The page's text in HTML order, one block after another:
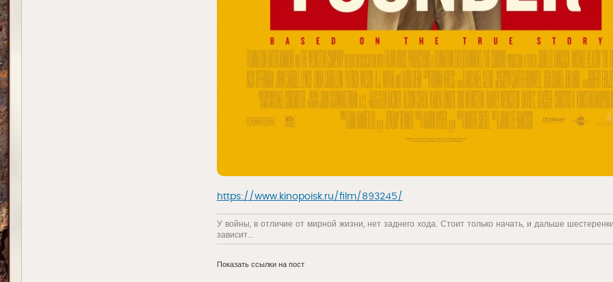
https://www.kinopoisk.ru/film/893245/
У войны, в отличие от мирной жизни, нет заднего хода. Стоит только начать, и дальше
зависит...
Показать ссылки на пост